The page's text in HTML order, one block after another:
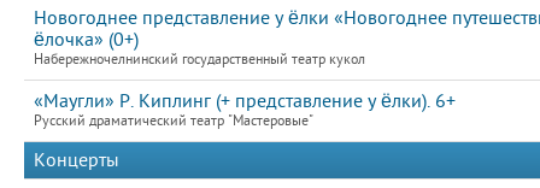
Новогоднее представление у ёлки «Новогоднее
ёлочка» (0+)
Набережночелнинский государственный театр кукол
«Маугли» Р. Киплинг (+ представление у ёлки). 6+
Русский драматический театр "Мастеровые"
Концерты